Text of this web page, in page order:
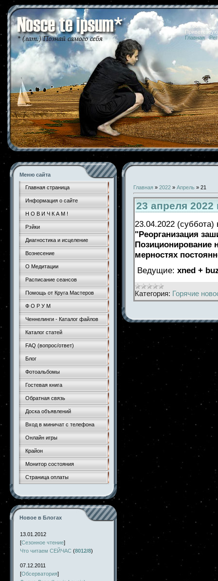
06.08.2026
Главная |
Меню сайта
Главная страница
Информация о сайте
Н О В И Ч К А М !
Рэйки
Диагностика и исцеление
Вознесение
О Медитации
Расписание сеансов
Помощь от Круга Мастеров
Ф О Р У М
Ченнелинги - Каталог файлов
Каталог статей
FAQ (вопрос/ответ)
Блог
Фотоальбомы
Гостевая книга
Обратная связь
Доска объявлений
Вход в миничат с телефона
Онлайн игры
Крайон
Монитор состояния
Страница оплаты
Новое в Блогах
13.01.2012
[Сезонное чтение]
Что читаем СЕЙЧАС (8012/8)
07.12.2011
[Обсерватория]
Главная » 2022 » Апрель » 21
23 апреля 2022
23.04.2022
"Реорганизация
Позиционирование
мерностях
Ведущие: xned +
Категория: Горячие